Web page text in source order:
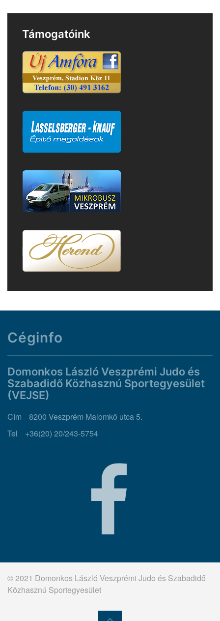
Támogatóink
Céginfo
Domonkos László Veszprémi Judo és
Szabadidő Közhasznú Sportegyesület
(VEJSE)
Cím
8200 Veszprém Malomkő utca 5.
Tel
+36(20) 20/243-5754
© 2021 Domonkos László Veszprémi Judo és Szabadidő
Közhasznú Sportegyesület